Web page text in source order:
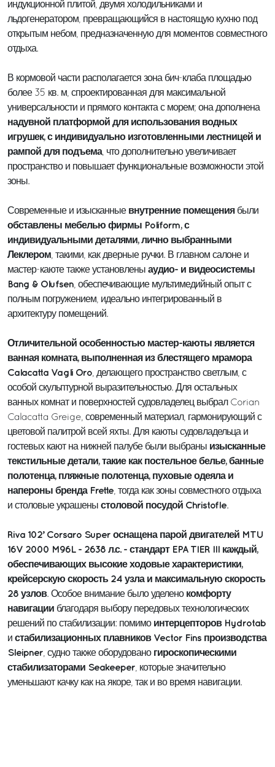
индукционной плитой, двумя холодильниками и
льдогенератором, превращающийся в настоящую кухню под
открытым небом, предназначенную для моментов совместного
отдыха.
В кормовой части располагается зона бич-клаба площадью
более 35 кв. м, спроектированная для максимальной
универсальности и прямого контакта с морем; она дополнена
надувной платформой для использования водных
игрушек, с индивидуально изготовленными лестницей и
рампой для подъема, что дополнительно увеличивает
пространство и повышает функциональные возможности этой
зоны.
Современные и изысканные внутренние помещениябыли
обставлены мебелью фирмы Poliform, с
индивидуальными деталями, лично выбранными
Леклером, такими, как дверные ручки. В главном салоне и
мастер-каюте также установлены аудио- и видеосистемы
Bang & Olufsen, обеспечивающие мультимедийный опыт с
полным погружением, идеально интегрированный в
архитектуру помещений.
Отличительной особенностью мастер-каюты является
ванная комната, выполненная из блестящего мрамора
Calacatta Vagli Oro, делающего пространство светлым, с
особой скульптурной выразительностью. Для остальных
ванных комнат и поверхностей судовладелец выбрал Corian
Calacatta Greige, современный материал, гармонирующий с
цветовой палитрой всей яхты. Для каюты судовладельца и
гостевых кают на нижней палубе были выбраны изысканные
текстильные детали, такие как постельное белье, банные
полотенца, пляжные полотенца, пуховые одеяла и
напероны бренда Frette, тогда как зоны совместного отдыха
и столовые украшены столовой посудой Christofle.
Riva 102’ Corsaro Super оснащена парой двигателей MTU
16V 2000 M96L - 2638 л.с. - стандарт EPA TIER III каждый,
обеспечивающих высокие ходовые характеристики,
крейсерскую скорость 24 узла и максимальную скорость
28 узлов. Особое внимание было уделено комфорту
навигации благодаря выбору передовых технологических
решений по стабилизации: помимоинтерцепторов Hydrotab
и стабилизационных плавников Vector Fins производства
Sleipner, судно также оборудовано гироскопическими
стабилизаторами Seakeeper, которые значительно
уменьшают качку как на якоре, так и во время навигации.